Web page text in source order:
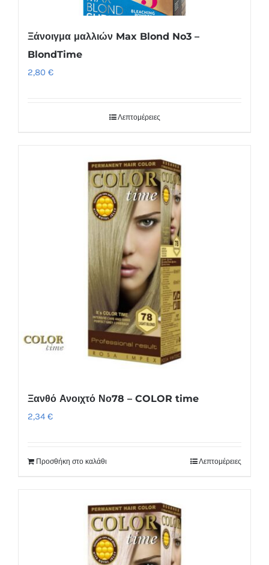
Ξάνοιγμα μαλλιών Max Blond No3 –
BlondTime
2,80 €
Λεπτομέρειες
Ξανθό Ανοιχτό Νο78 – COLOR time
2,34 €
Προσθήκη στο καλάθι Λεπτομέρειες